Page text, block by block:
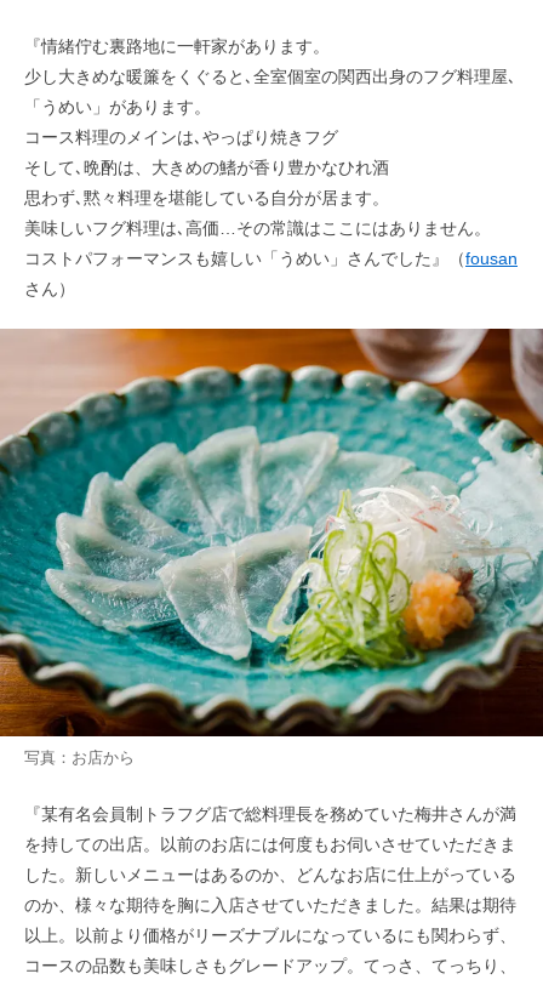
『情緒佇む裏路地に一軒家があります。
少し大きめな暖簾をくぐると､全室個室の関西出身のフグ料理屋､
「うめい」があります。
コース料理のメインは､やっぱり焼きフグ
そして､晩酌は、大きめの鰭が香り豊かなひれ酒
思わず､黙々料理を堪能している自分が居ます。
美味しいフグ料理は､高価…その常識はここにはありません。
コストパフォーマンスも嬉しい「うめい」さんでした』（fousan
さん）
写真：お店から
『某有名会員制トラフグ店で総料理長を務めていた梅井さんが満
を持しての出店。以前のお店には何度もお伺いさせていただきま
した。新しいメニューはあるのか、どんなお店に仕上がっている
のか、様々な期待を胸に入店させていただきました。結果は期待
以上。以前より価格がリーズナブルになっているにも関わらず、
コースの品数も美味しさもグレードアップ。てっさ、てっちり、